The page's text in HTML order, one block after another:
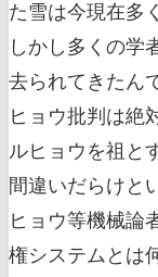
た雪は今現在多
しかし多くの学
去られてきたん
ヒョウ批判は絶
ルヒョウを祖と
間違いだらけと
ヒョウ等機械論
権システムとは